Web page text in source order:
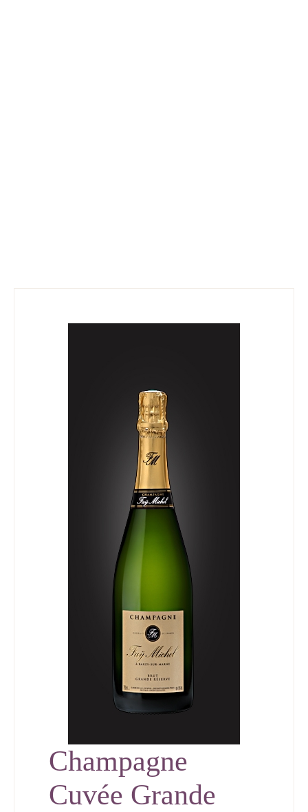
Champagne
Cuvée Grande